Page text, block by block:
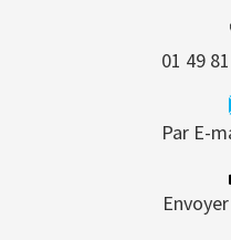
01 49
Par